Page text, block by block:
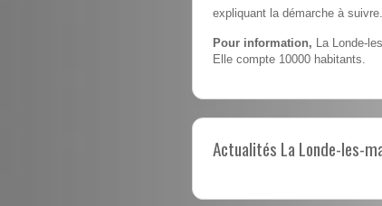
expliquant la démarche à suivre.
Pour information, La Londe-
Elle compte 10000 habitants.
Actualités La Londe-les-